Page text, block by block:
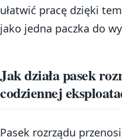
ułatwić pracę dzięki
jako jedna paczka do
Jak działa pasek
codziennej
Pasek rozrządu